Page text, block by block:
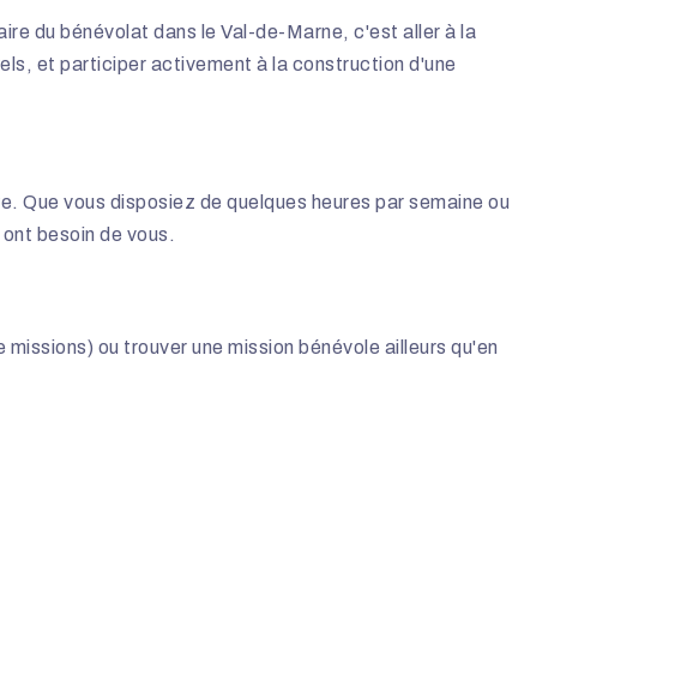
du bénévolat dans le Val-de-Marne, c'est aller à la
et participer activement à la construction d'une
vous disposiez de quelques heures par semaine ou
besoin de vous.
ou trouver une mission bénévole ailleurs qu'en